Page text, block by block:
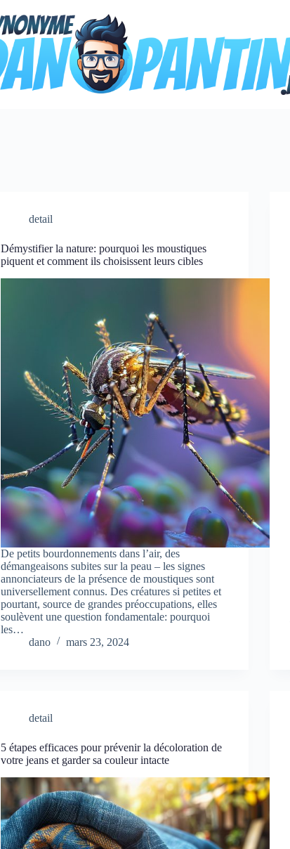
detail
Démystifier la nature: pourquoi les moustiques
piquent et comment ils choisissent leurs cibles
De petits bourdonnements dans l’air, des
démangeaisons subites sur la peau – les signes
annonciateurs de la présence de moustiques sont
universellement connus. Des créatures si petites et
pourtant, source de grandes préoccupations, elles
soulèvent une question fondamentale: pourquoi
les…
dano
mars 23, 2024
detail
5 étapes efficaces pour prévenir la décoloration de
votre jeans et garder sa couleur intacte